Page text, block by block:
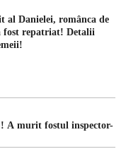
al Danielei, românca de
fost repatriat! Detalii
A murit fostul inspector-